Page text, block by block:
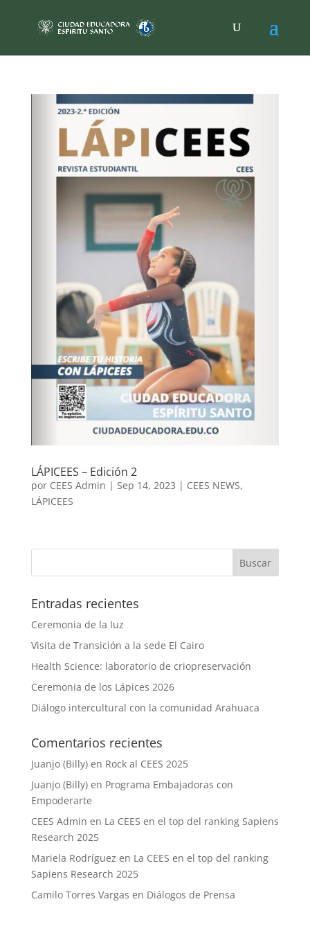
LÁPICEES – Edición 2
por CEES Admin | Sep 14, 2023 | CEES NEWS,
LÁPICEES
Entradas recientes
Ceremonia de la luz
Visita de Transición a la sede El Cairo
Health Science: laboratorio de criopreservación
Ceremonia de los Lápices 2026
Diálogo intercultural con la comunidad Arahuaca
Comentarios recientes
Juanjo (Billy)en Rock al CEES 2025
Juanjo (Billy)en Programa Embajadoras con
Empoderarte
CEES Admin en La CEES en el top del ranking Sapiens
Research 2025
Mariela Rodríguez en La CEES en el top del ranking
Sapiens Research 2025
Camilo Torres Vargas en Diálogos de Prensa